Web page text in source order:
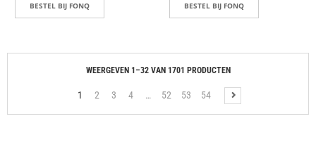
BESTEL BIJ FONQ BESTEL BIJ FONQ
WEERGEVEN 1–32 VAN 1701 PRODUCTEN
1 2 3 4 … 52 53 54